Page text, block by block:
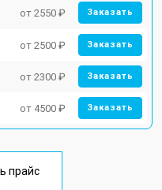
от 2550 ₽ Заказать
от 2500 ₽ Заказать
от 2300 ₽ Заказать
от 4500 ₽ Заказать
прайс